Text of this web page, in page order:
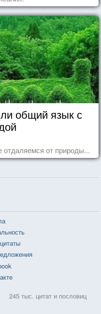
общий язык с
от природы...
245 тыс. цитат и пословиц